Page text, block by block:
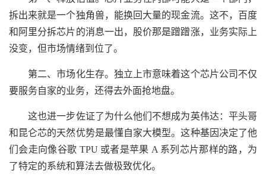
拆出来就是一个独角兽，能换回大量的现金流。这不，百度
和阿里分拆芯片的消息一出，股价那是蹭蹭涨，业务实际上
没变，但市场情绪到位了。
第二、市场化生存。独立上市意味着这个芯片公司不仅
要服务自家的业务，还得去外面抢地盘。
这也进一步佐证了为什么他们不想成为英伟达：平头哥
和昆仑芯的天然优势是最懂自家大模型。这种基因决定了他
们会走向像谷歌 TPU 或者是苹果 A 系列芯片那样的路，为
了特定的系统和算法去做极致优化。